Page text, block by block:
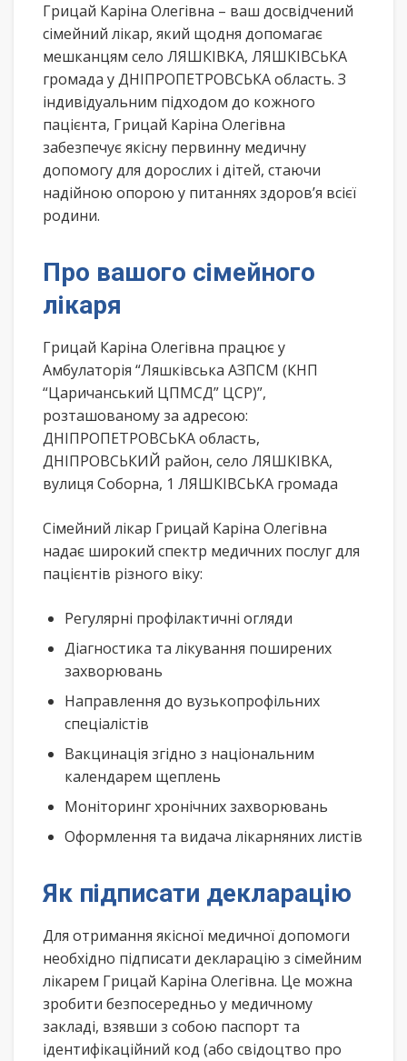
Грицай Каріна Олегівна – ваш досвідчений
сімейний лікар, який щодня допомагає
мешканцям село ЛЯШКІВКА, ЛЯШКІВСЬКА
громада у ДНІПРОПЕТРОВСЬКА область. З
індивідуальним підходом до кожного
пацієнта, Грицай Каріна Олегівна
забезпечує якісну первинну медичну
допомогу для дорослих і дітей, стаючи
надійною опорою у питаннях здоров’я всієї
родини.
Про вашого сімейного
лікаря
Грицай Каріна Олегівна працює у
Амбулаторія “Ляшківська АЗПСМ (КНП
“Царичанський ЦПМСД” ЦСР)”,
розташованому за адресою:
ДНІПРОПЕТРОВСЬКА область,
ДНІПРОВСЬКИЙ район, село ЛЯШКІВКА,
вулиця Соборна, 1 ЛЯШКІВСЬКА громада
Сімейний лікар Грицай Каріна Олегівна
надає широкий спектр медичних послуг для
пацієнтів різного віку:
Регулярні профілактичні огляди
Діагностика та лікування поширених
захворювань
Направлення до вузькопрофільних
спеціалістів
Вакцинація згідно з національним
календарем щеплень
Моніторинг хронічних захворювань
Оформлення та видача лікарняних листів
Як підписати декларацію
Для отримання якісної медичної допомоги
необхідно підписати декларацію з сімейним
лікарем Грицай Каріна Олегівна. Це можна
зробити безпосередньо у медичному
закладі, взявши з собою паспорт та
ідентифікаційний код (або свідоцтво про